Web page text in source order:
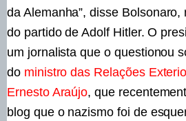
da Alemanha”, disse
do partido de Adolf Hitler. O
um jornalista que o questionou
do ministro das Relações
Ernesto Araújo, que
blog que o nazismo foi de